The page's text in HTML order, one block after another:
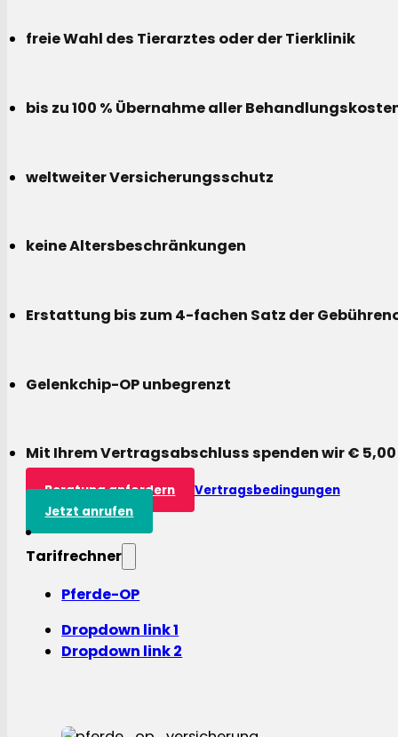
freie Wahl des Tierarztes oder der Tierklinik
bis zu 100 % Übernahme aller
weltweiter Versicherungsschutz
keine Altersbeschränkungen
Erstattung bis zum 4-fachen Satz der
Gelenkchip-OP unbegrenzt
Mit Ihrem Vertragsabschluss spenden wir €
Beratung anfordern
Vertragsbedingungen
Jetzt anrufen
Tarifrechner
Pferde-OP
Dropdown link 1
Dropdown link 2